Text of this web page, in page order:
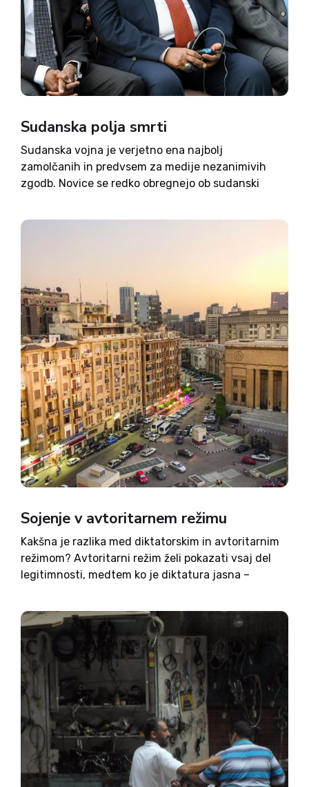
Sudanska polja smrti
Sudanska vojna je verjetno ena najbolj
zamolčanih in predvsem za medije nezanimivih
zgodb. Novice se redko obregnejo ob sudanski
tragedije, ki se v Sudanu odvija od leta 2022, ko
Sojenje v avtoritarnem režimu
Kakšna je razlika med diktatorskim in avtoritarnim
režimom? Avtoritarni režim želi pokazati vsaj del
legitimnosti, medtem ko je diktatura jasna –
zakone uveljavlja. V Siriji je bilo jasno, da je...